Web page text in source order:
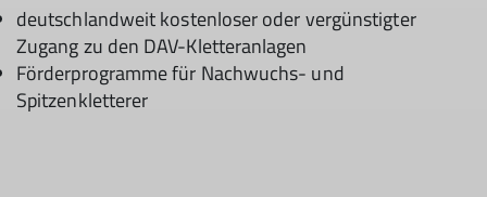
deutschlandweit kostenloser oder vergünstigter
Zugang zu den DAV-Kletteranlagen
Förderprogramme für Nachwuchs- und
Spitzenkletterer